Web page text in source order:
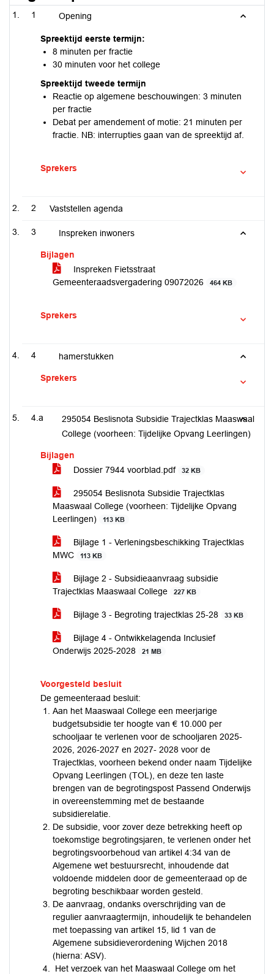
1 Opening
Spreektijd eerste termijn:
8 minuten per fractie
30 minuten voor het college
Spreektijd tweede termijn
Reactie op algemene beschouwingen: 3 minuten
per fractie
Debat per amendement of motie: 21 minuten per
fractie. NB: interrupties gaan van de spreektijd af.
Sprekers
2 Vaststellen agenda
3 Inspreken inwoners
Bijlagen
Inspreken Fietsstraat
Gemeenteraadsvergadering 09072026
464 KB
Sprekers
4 hamerstukken
Sprekers
4.a
295054 Beslisnota Subsidie Trajectklas Maaswaal
College (voorheen: Tijdelijke Opvang Leerlingen)
Bijlagen
Dossier 7944 voorblad.pdf
32 KB
295054 Beslisnota Subsidie Trajectklas
Maaswaal College (voorheen: Tijdelijke Opvang
Leerlingen)
113 KB
Bijlage 1 - Verleningsbeschikking Trajectklas
MWC
113 KB
Bijlage 2 - Subsidieaanvraag subsidie
Trajectklas Maaswaal College
227 KB
Bijlage 3 - Begroting trajectklas 25-28 33 KB
Bijlage 4 - Ontwikkelagenda Inclusief
Onderwijs 2025-2028
21 MB
Voorgesteld besluit
De gemeenteraad besluit:
Aan het Maaswaal College een meerjarige
budgetsubsidie ter hoogte van € 10.000 per
schooljaar te verlenen voor de schooljaren 2025-
2026, 2026-2027 en 2027- 2028 voor de
Trajectklas, voorheen bekend onder naam Tijdelijke
Opvang Leerlingen (TOL), en deze ten laste
brengen van de begrotingspost Passend Onderwijs
in overeenstemming met de bestaande
subsidierelatie.
De subsidie, voor zover deze betrekking heeft op
toekomstige begrotingsjaren, te verlenen onder het
begrotingsvoorbehoud van artikel 4:34 van de
Algemene wet bestuursrecht, inhoudende dat
voldoende middelen door de gemeenteraad op de
begroting beschikbaar worden gesteld.
De aanvraag, ondanks overschrijding van de
regulier aanvraagtermijn, inhoudelijk te behandelen
met toepassing van artikel 15, lid 1 van de
Algemene subsidieverordening Wijchen 2018
(hierna: ASV).
Het verzoek van het Maaswaal College om het